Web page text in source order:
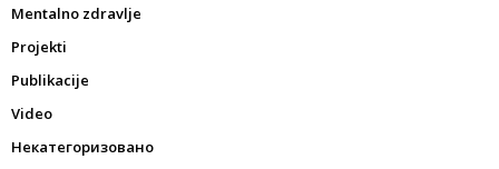
Mentalno zdravlje
Projekti
Publikacije
Video
Некатегоризовано